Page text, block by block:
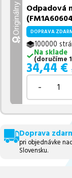
sme vám pomohli
Originálny Odpadová
DOPRAVA
100000
Na sklade
(doručíme
34,44 €
-
Doprava
pri objednávke
Slovensku.